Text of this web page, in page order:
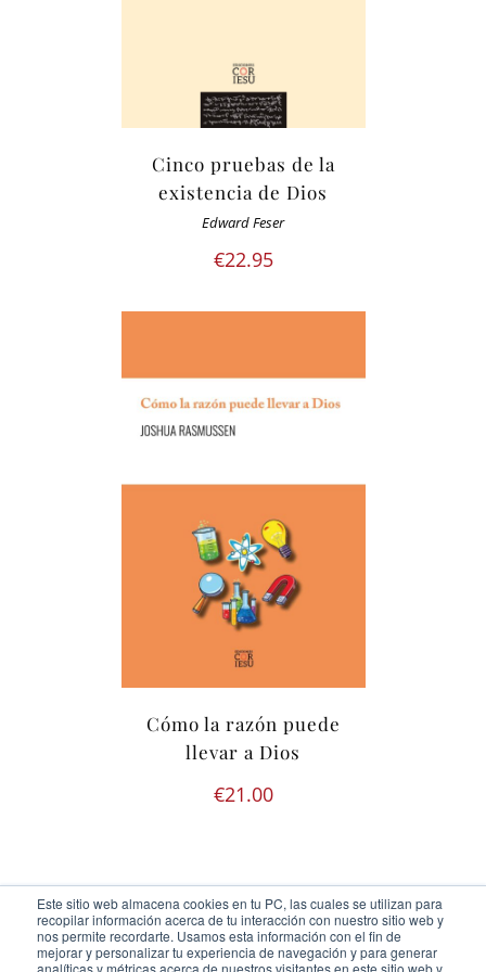
Este sitio web almacena cookies en tu PC, las cuales se utilizan para
recopilar información acerca de tu interacción con nuestro sitio web y
nos permite recordarte. Usamos esta información con el fin de
mejorar y personalizar tu experiencia de navegación y para generar
analíticas y métricas acerca de nuestros visitantes en este sitio web y
Cinco pruebas de la
existencia de Dios
Edward Feser
€22.95
Cómo la razón puede
llevar a Dios
€21.00